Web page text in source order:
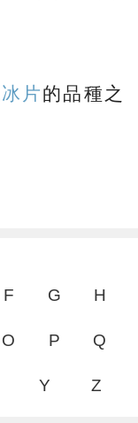
冰片的品種之
F G H
O P Q
Y Z